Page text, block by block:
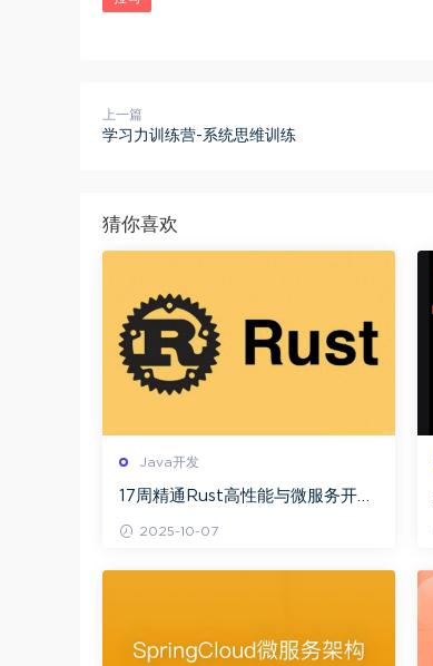
上一篇
学习力训练营-系统思维训练
猜你喜欢
Java开发
17周精通Rust高性能与微服务开发
CLI工具到跨端应用
2025-10-07